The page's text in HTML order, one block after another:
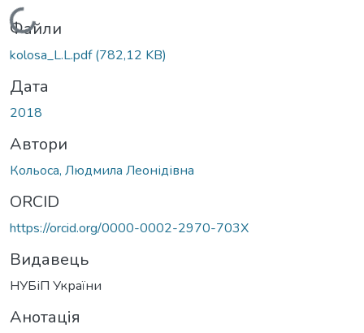
Вантажиться...
Файли
kolosa_L.L.pdf(782,12 KB)
Дата
2018
Автори
Кольоса, Людмила Леонідівна
ORCID
https://orcid.org/0000-0002-2970-703X
Видавець
НУБіП України
Анотація